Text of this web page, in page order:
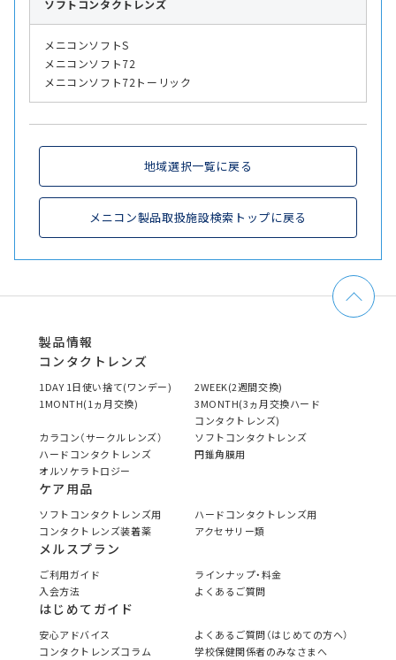
ソフト コンタクトレンズ
メニコンソフトS
メニコンソフト72
メニコンソフト72トーリック
地域選択一覧に戻る
メニコン製品取扱施設検索トップに戻る
製品情報
コンタクトレンズ
1DAY 1日使い捨て(ワンデー)
2WEEK(2週間交換)
1MONTH(1ヵ月交換)
3MONTH(3ヵ月交換ハード
コンタクトレンズ)
カラコン（サークルレンズ）
ソフトコンタクトレンズ
ハードコンタクトレンズ
円錐角膜用
オルソケラトロジー
ケア用品
ソフトコンタクトレンズ用
ハードコンタクトレンズ用
コンタクトレンズ装着薬
アクセサリー類
メルスプラン
ご利用ガイド
ラインナップ・料金
入会方法
よくあるご質問
はじめてガイド
安心アドバイス
よくあるご質問（はじめての方へ）
コンタクトレンズコラム
学校保健関係者のみなさまへ